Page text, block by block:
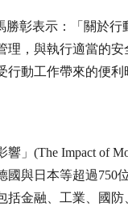
勝彰表示：「關於
理，與執行適當的
行動工作帶來的便
響」(The Impact of
國與日本等超過750
括金融、工業、國